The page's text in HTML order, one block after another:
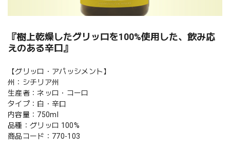
『樹上乾燥したグリッロを100%使用した、飲み応
えのある辛口』
【グリッロ・アパッシメント】
州：シチリア州
生産者：ネッロ・コーロ
タイプ：白・辛口
内容量：750ml
品種：グリッロ 100%
商品コード：770-103